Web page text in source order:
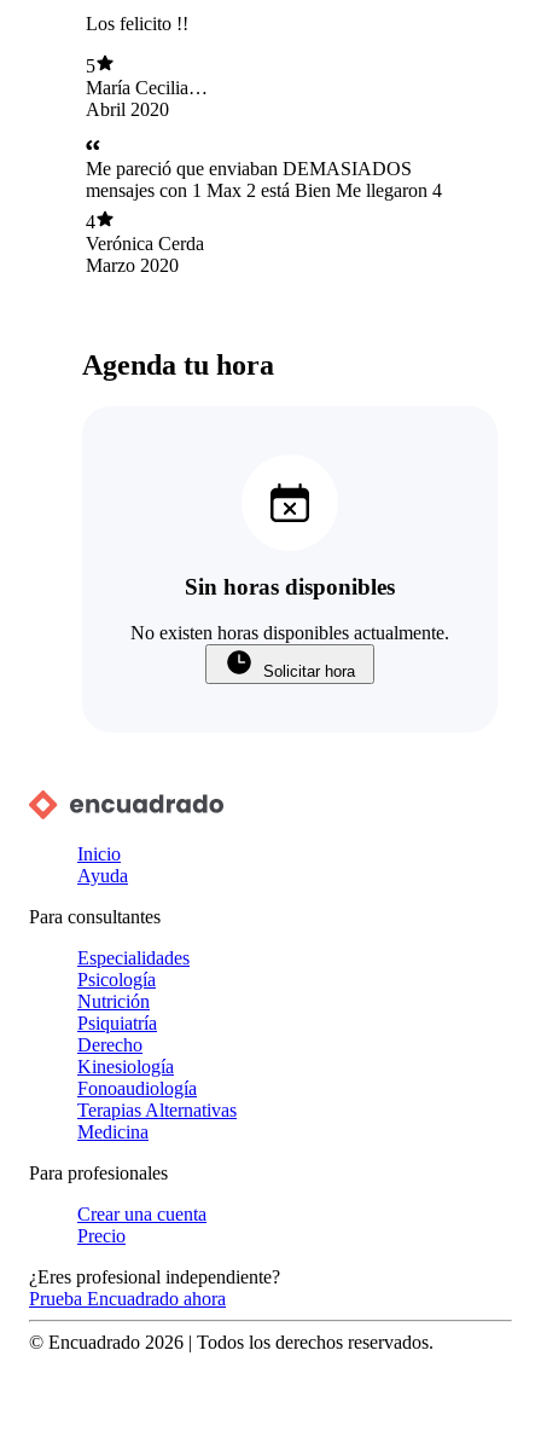
Los felicito !!
5
María Cecilia
Alamos
Abril 2020
Me pareció que enviaban DEMASIADOS
mensajes con 1 Max 2 está Bien Me llegaron 4
4
Verónica Cerda
Marzo 2020
Agenda tu hora
Sin horas disponibles
No existen horas disponibles actualmente.
Solicitar hora
Inicio
Ayuda
Para consultantes
Especialidades
Psicología
Nutrición
Psiquiatría
Derecho
Kinesiología
Fonoaudiología
Terapias Alternativas
Medicina
Para profesionales
Crear una cuenta
Precio
¿Eres profesional independiente?
Prueba Encuadrado ahora
© Encuadrado 2026 | Todos los derechos reservados.